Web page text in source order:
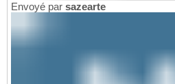
Envoyé par sazearte